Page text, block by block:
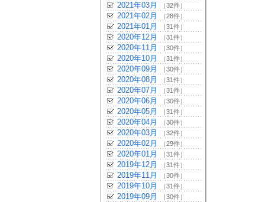
2021年03月 （32件）
2021年02月 （28件）
2021年01月 （31件）
2020年12月 （31件）
2020年11月 （30件）
2020年10月 （31件）
2020年09月 （30件）
2020年08月 （31件）
2020年07月 （31件）
2020年06月 （30件）
2020年05月 （31件）
2020年04月 （30件）
2020年03月 （32件）
2020年02月 （29件）
2020年01月 （31件）
2019年12月 （31件）
2019年11月 （30件）
2019年10月 （31件）
2019年09月 （30件）